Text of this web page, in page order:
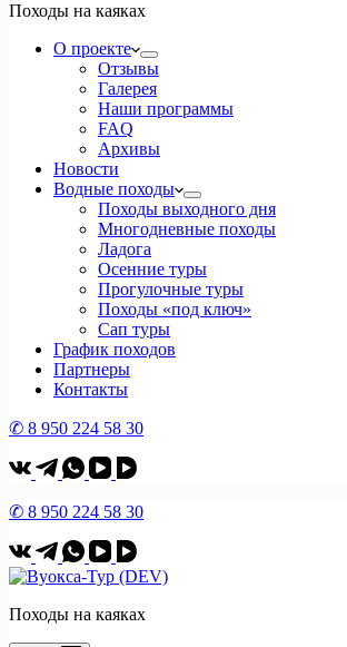
Походы на каяках
О проекте
Отзывы
Галерея
Наши программы
FAQ
Архивы
Новости
Водные походы
Походы выходного дня
Многодневные походы
Ладога
Осенние туры
Прогулочные туры
Походы «под ключ»
Сап туры
График походов
Партнеры
Контакты
✆ 8 950 224 58 30
✆ 8 950 224 58 30
Походы на каяках